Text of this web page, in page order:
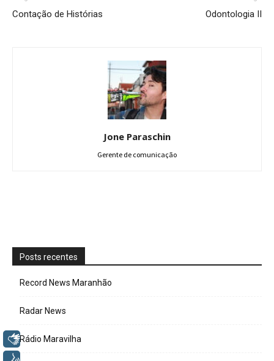
Contação de Histórias Odontologia II
Jone Paraschin
Gerente de comunicação
Posts recentes
Record News Maranhão
Radar News
Rádio Maravilha
Libras